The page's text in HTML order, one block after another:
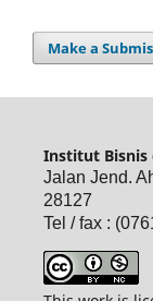
Make a
Institut Bisnis
Jalan Jend.
28127
Tel / fax :